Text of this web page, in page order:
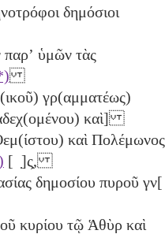
δημόσιοι
παρʼ ὑμῶν τὰς
γρ(αμματέως)
καὶ]
καὶ Πολέμωνος
[ ̣]ς̣,
δημοσίου πυροῦ γν[
κυρίου τῷ Ἁθὺρ καὶ